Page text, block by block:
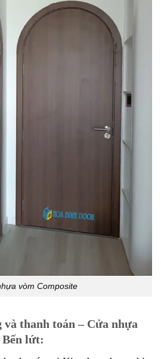
vòm Composite
thanh toán – Cửa nhựa
Bến lứt: